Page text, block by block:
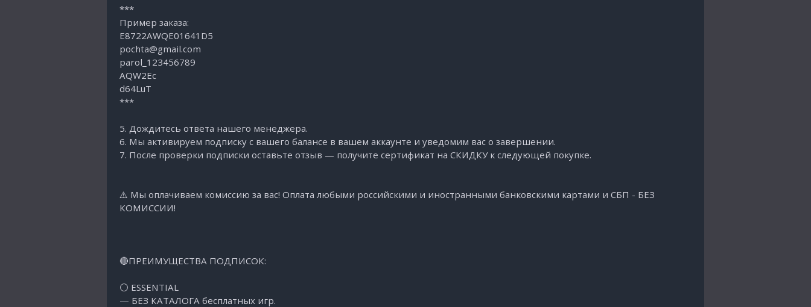
***
Пример заказа:
E8722AWQE01641D5
pochta@gmail.com
parol_123456789
AQW2Eс
d64LuT
***
5. Дождитесь ответа нашего менеджера.
6. Мы активируем подписку с вашего балансе в вашем аккаунте и уведомим вас о завершении.
7. После проверки подписки оставьте отзыв — получите сертификат на СКИДКУ к следующей покупке.
⚠️ Мы оплачиваем комиссию за вас! Оплата любыми российскими и иностранными банковскими картами и СБП - БЕЗ
КОМИССИИ!
🔴ПРЕИМУЩЕСТВА ПОДПИСОК:
⚪️ ESSENTIAL
— БЕЗ КАТАЛОГА бесплатных игр.